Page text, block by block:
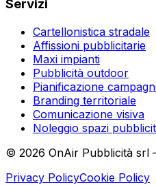
Servizi
Cartellonistica stradale
Affissioni pubblicitarie
Maxi impianti
Pubblicità outdoor
Pianificazione
Branding territoriale
Comunicazione visiva
Noleggio spazi
© 2026 OnAir Pubblicità srl
Privacy PolicyCookie Policy